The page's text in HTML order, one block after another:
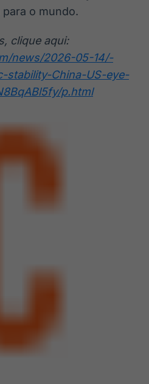
o mundo.
clique aqui:
news/2026-05-14/-
stability-China-US-eye-
p.html